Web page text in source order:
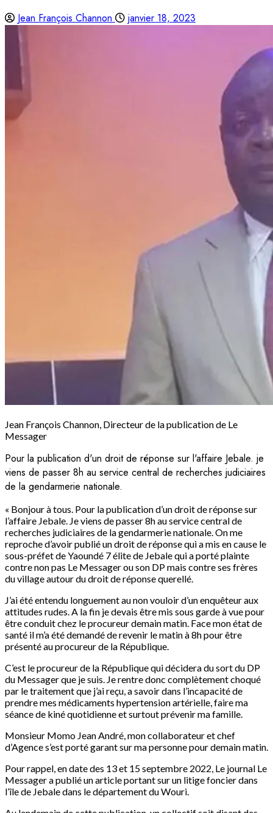
Jean François Channon janvier 18, 2023
Jean François Channon, Directeur de la publication de Le
Messager
Pour la publication d'un droit de réponse sur l'affaire Jebale. je
viens de passer 8h au service central de recherches judiciaires
de la gendarmerie nationale.
« Bonjour à tous. Pour la publication d’un droit de réponse sur
l’affaire Jebale. Je viens de passer 8h au service central de
recherches judiciaires de la gendarmerie nationale. On me
reproche d’avoir publié un droit de réponse qui a mis en cause le
sous-préfet de Yaoundé 7 élite de Jebale qui a porté plainte
contre non pas Le Messager ou son DP mais contre ses frères
du village autour du droit de réponse querellé.
J’ai été entendu longuement au non vouloir d’un enquêteur aux
attitudes rudes. A la fin je devais être mis sous garde à vue pour
être conduit chez le procureur demain matin. Face mon état de
santé il m’a été demandé de revenir le matin à 8h pour être
présenté au procureur de la République.
C’est le procureur de la République qui décidera du sort du DP
du Messager que je suis. Je rentre donc complètement choqué
par le traitement que j’ai reçu, a savoir dans l’incapacité de
prendre mes médicaments hypertension artérielle, faire ma
séance de kiné quotidienne et surtout prévenir ma famille.
Monsieur Momo Jean André, mon collaborateur et chef
d’Agence s’est porté garant sur ma personne pour demain matin.
Pour rappel, en date des 13 et 15 septembre 2022, Le journal Le
Messager a publié un article portant sur un litige foncier dans
l’île de Jebale dans le département du Wouri.